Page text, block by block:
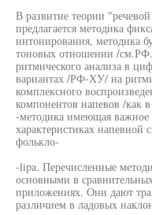
В развитие теории
предлагается методика
интонирования, методика
тоновых отношении /
ритмического анализа в
вариантах /РФ-ХУ/ на
комплексного
компонентов напевов /как
-методика имеющая важное
характеристиках напевной
фолькло-
-lipa. Перечисленные
основными в
приложениях. Они дают
различием в ладовых